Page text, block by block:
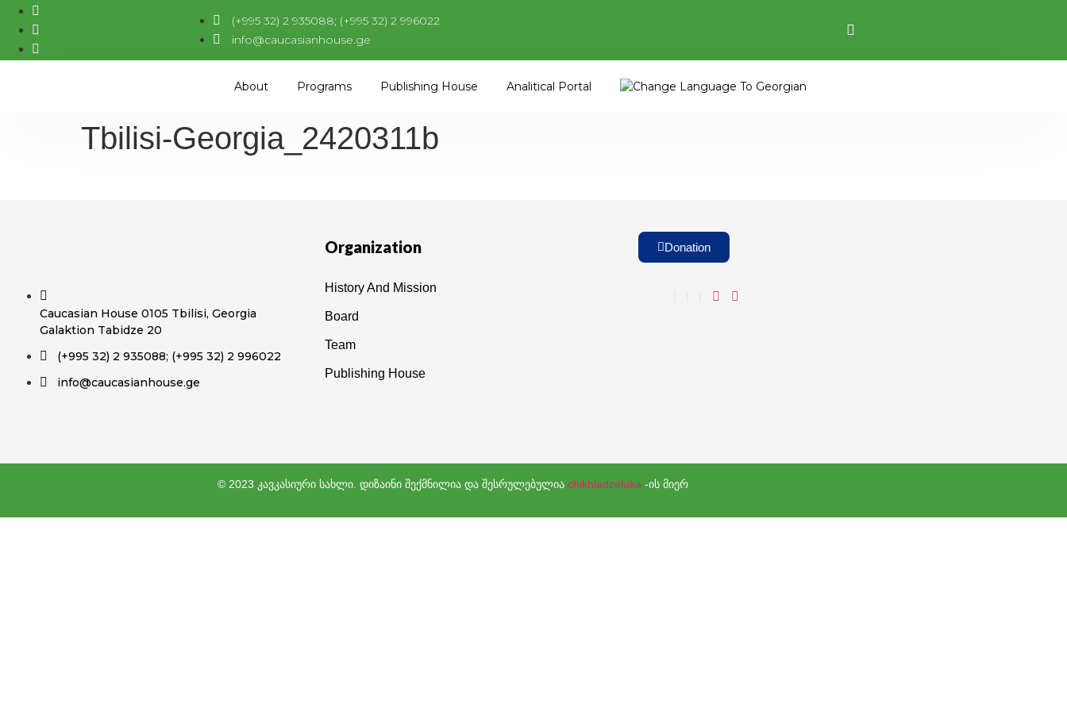
(+995 32) 2 935088; (+995 32) 2 996022
info@caucasianhouse.ge
About Programs Publishing House Analitical Portal
Tbilisi-Georgia_2420311b
Caucasian House 0105 Tbilisi, Georgia
Galaktion Tabidze 20
(+995 32) 2 935088; (+995 32) 2 996022
info@caucasianhouse.ge
Organization
History And Mission
Board
Team
Publishing House
Donation
© 2023 კავკასიური სახლი. დიზაინი შექმნილია და შესრულებულია chikhladzeluka-ის მიერ